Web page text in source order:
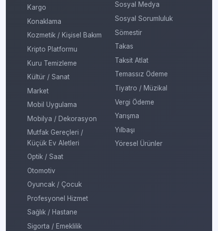
Kargo
Konaklama
Kozmetik / Kişisel Bakım
Kripto Platformu
Kuru Temizleme
Kültür / Sanat
Market
Mobil Uygulama
Mobilya / Dekorasyon
Mutfak Gereçleri /
Küçük Ev Aletleri
Optik / Saat
Otomotiv
Oyuncak / Çocuk
Profesyonel Hizmet
Sağlık / Hastane
Sigorta / Emeklilik
Sosyal Medya
Sosyal Sorumluluk
Sömestir
Takas
Taksit Atlat
Temassız Ödeme
Tiyatro / Müzikal
Vergi Ödeme
Yarışma
Yılbaşı
Yöresel Ürünler